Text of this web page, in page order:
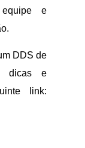
e
DDS de
dicas e
link: